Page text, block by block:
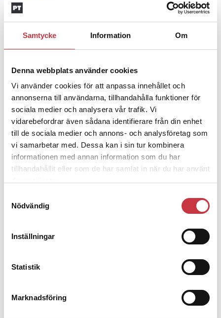
Samtycke Information Om
Denna webbplats använder cookies
Vi använder cookies för att anpassa innehållet och
annonserna till användarna, tillhandahålla funktioner för
sociala medier och analysera vår trafik. Vi
vidarebefordrar även sådana identifierare från din enhet
till de sociala medier och annons- och analysföretag som
vi samarbetar med. Dessa kan i sin tur kombinera
informationen med annan information som du har
tillhandahållit eller som de har samlat in när du har använt
Nödvändig
Inställningar
Statistik
Marknadsföring
– nu ska han lära sig grunderna
4 juni 2026
Polisregionen erkänner fel: ”Kommer
att rättas till”
bakbinder polisen